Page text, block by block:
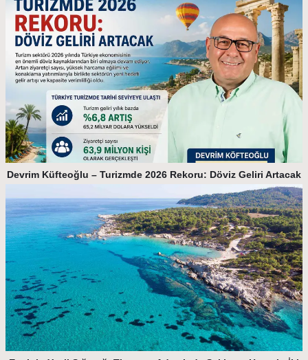
Devrim Küfteoğlu – Turizmde 2026 Rekoru: Döviz Geliri Artacak